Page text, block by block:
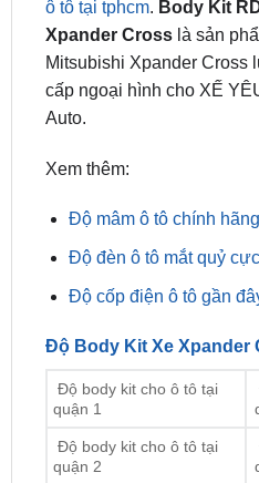
Mitsubishi Xpander Cross
cấp ngoại hình cho XẾ
Auto.
Xem thêm:
Độ mâm ô tô chính hãng
Độ Body Kit Xe Xpander
quận 1
Độ body kit cho ô tô tại
quận 2
Độ body kit cho ô tô tại
quận 3